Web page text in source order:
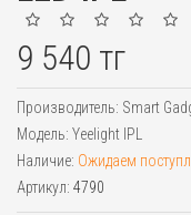
9 540 тг
Производитель: Smart
Модель: Yeelight IPL
Наличие: Ожидаем
Артикул: 4790